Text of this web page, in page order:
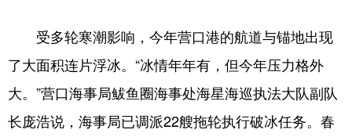
受多轮寒潮影响，今年营口港的航道与锚地出现
了大面积连片浮冰。“冰情年年有，但今年压力格外
大。”营口海事局鲅鱼圈海事处海星海巡执法大队副队
长庞浩说，海事局已调派22艘拖轮执行破冰任务。春